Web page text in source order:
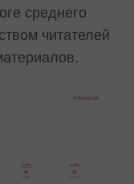
среднего
читателей